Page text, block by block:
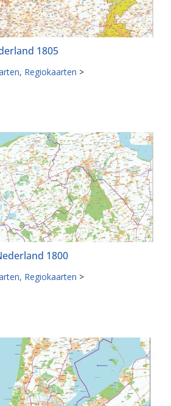
1805
Regiokaarten >
1800
Regiokaarten >